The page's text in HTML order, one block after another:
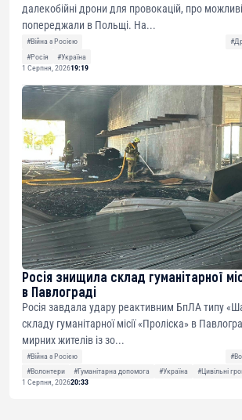
далекобійні дрони для провокацій, про
попереджали в Польщі. На...
#Війна з Росією
#Росія
#Україна
1 Серпня, 202619:19
Росія знищила склад гуманітарної
в Павлограді
Росія завдала удару реактивним БпЛА типу
складу гуманітарної місії «Проліска» в
мирних жителів із зо...
#Війна з Росією
#Волонтери
#Гуманітарна допомога #Україна
#Цивільні
1 Серпня, 202620:33